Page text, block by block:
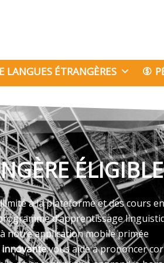
LANGUES ÉTRANGÈRES
à la plateforme et des cours
d’apprentissage
notre application mobile primée
innovantevous aide à prononcer